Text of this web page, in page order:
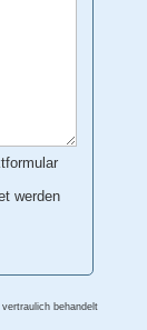
werden
behandelt